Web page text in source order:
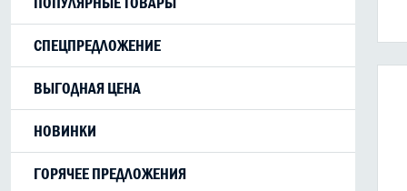
СПЕЦПРЕДЛОЖЕНИЕ
ВЫГОДНАЯ ЦЕНА
НОВИНКИ
ГОРЯЧЕЕ ПРЕДЛОЖЕНИЯ